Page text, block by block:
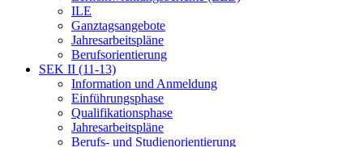
ILE
Ganztagsangebote
Jahresarbeitspläne
Berufsorientierung
SEK II (11-13)
Information und Anmeldung
Einführungsphase
Qualifikationsphase
Jahresarbeitspläne
Berufs- und Studienorientierung